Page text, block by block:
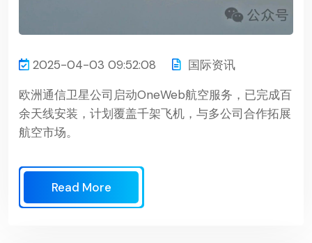
2025-04-03 09:52:08
国际资讯
欧洲通信卫星公司启动OneWeb航空服务，已完成百
余天线安装，计划覆盖千架飞机，与多公司合作拓展
航空市场。
Read More